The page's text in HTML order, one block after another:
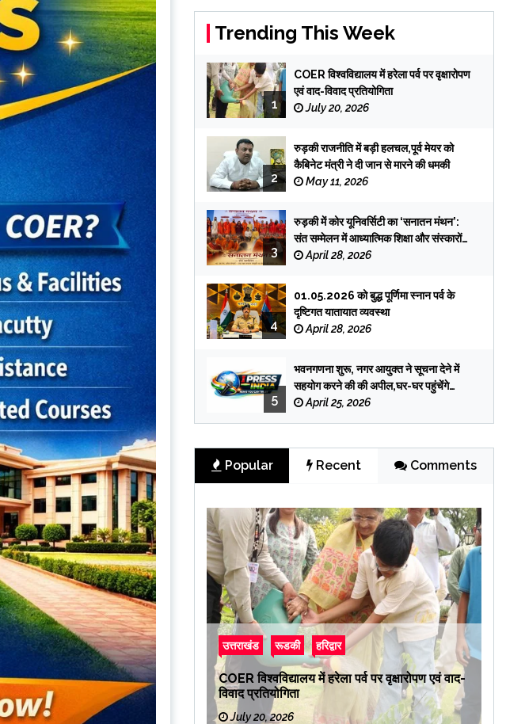
Trending This Week
1
COER विश्वविद्यालय में हरेला पर्व पर वृक्षारोपण
एवं वाद-विवाद प्रतियोगिता
July 20, 2026
2
रुड़की राजनीति में बड़ी हलचल,पूर्व मेयर को
कैबिनेट मंत्री ने दी जान से मारने की धमकी
May 11, 2026
3
रुड़की में कोर यूनिवर्सिटी का ‘सनातन मंथन’:
संत सम्मेलन में आध्यात्मिक शिक्षा और संस्कारों
पर जोर
April 28, 2026
4
01.05.2026 को बुद्ध पूर्णिमा स्नान पर्व के
दृष्टिगत यातायात व्यवस्था
April 28, 2026
5
भवनगणना शुरू, नगर आयुक्त ने सूचना देने में
सहयोग करने की की अपील,घर-घर पहुंचेंगे
प्रगणक
April 25, 2026
Popular Recent Comments
उत्तराखंड रूडकी हरिद्वार
COER विश्वविद्यालय में हरेला पर्व पर वृक्षारोपण एवं वाद-
विवाद प्रतियोगिता
July 20, 2026